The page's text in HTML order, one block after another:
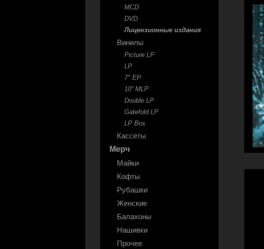
MCD
DVD
Лицензионные издания
Винилы
Picture LP
LP
7" EP
10'' MLP
Double LP
Gatefold LP
LP Box
Кассеты
Мерч
Майки
Кофты
Рубашки
Женские
Балахоны
Нашивки
Прочее